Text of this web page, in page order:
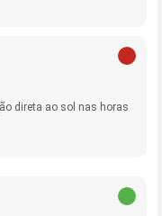
direta ao sol nas horas